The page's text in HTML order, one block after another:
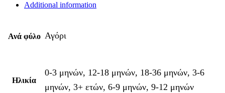
Additional information
Ανά φύλο Αγόρι
Ηλικία
0-3 μηνών, 12-18 μηνών, 18-36 μηνών, 3-6
μηνών, 3+ ετών, 6-9 μηνών, 9-12 μηνών